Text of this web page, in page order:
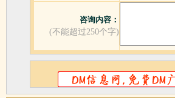
咨询内容：
(不能超过250个字)